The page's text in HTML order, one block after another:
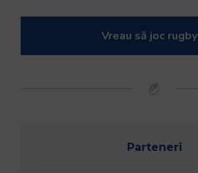
Vreau să joc rugby
Parteneri